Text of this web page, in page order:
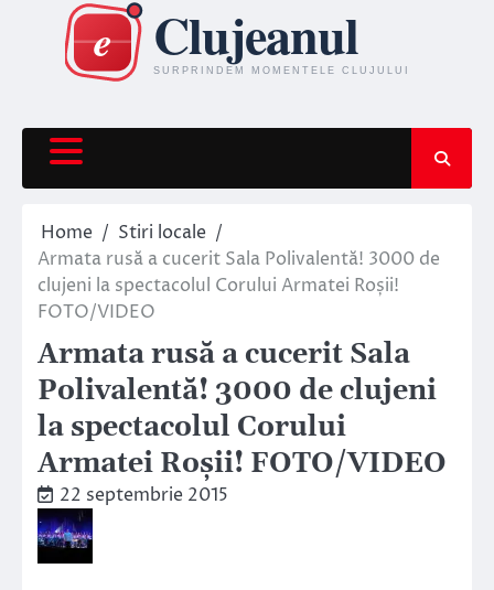
content
Home
Stiri locale
Armata rusă a cucerit Sala Polivalentă! 3000 de
clujeni la spectacolul Corului Armatei Roșii!
FOTO/VIDEO
Armata rusă a cucerit Sala
Polivalentă! 3000 de clujeni
la spectacolul Corului
Armatei Roșii! FOTO/VIDEO
22 septembrie 2015